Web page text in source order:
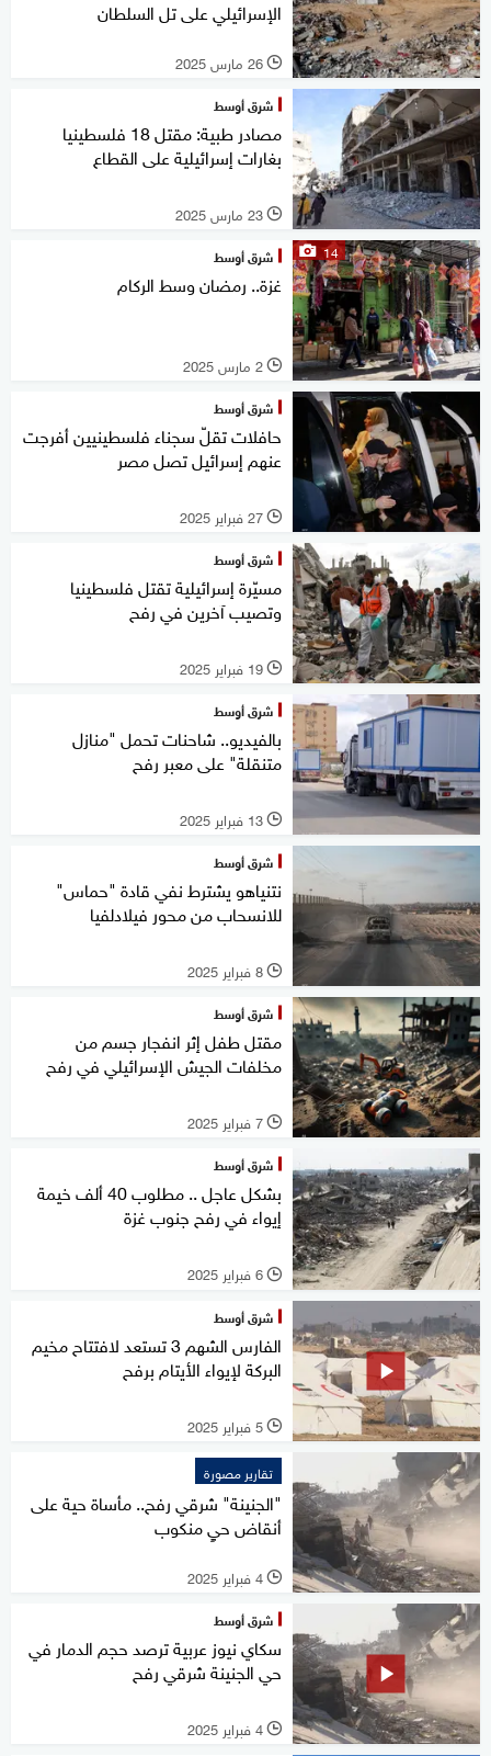
الإسرائيلي على تل السلطان
l 26 مارس 2025
شرق أوسط
مصادر طبية: مقتل 18 فلسطينيا
بغارات إسرائيلية على القطاع
l 23 مارس 2025
14 شرق أوسط
غزة.. رمضان وسط الركام
l 2 مارس 2025
شرق أوسط
حافلات تقلّ سجناء فلسطينيين أفرجت
عنهم إسرائيل تصل مصر
l 27 فبراير 2025
شرق أوسط
مسيّرة إسرائيلية تقتل فلسطينيا
وتصيب آخرين في رفح
l 19 فبراير 2025
شرق أوسط
بالفيديو.. شاحنات تحمل "منازل
متنقلة" على معبر رفح
l 13 فبراير 2025
شرق أوسط
نتنياهو يشترط نفي قادة "حماس"
للانسحاب من محور فيلادلفيا
l 8 فبراير 2025
شرق أوسط
مقتل طفل إثر انفجار جسم من
مخلفات الجيش الإسرائيلي في رفح
l 7 فبراير 2025
شرق أوسط
بشكل عاجل .. مطلوب 40 ألف خيمة
إيواء في رفح جنوب غزة
l 6 فبراير 2025
شرق أوسط
الفارس الشهم 3 تستعد لافتتاح مخيم
البركة لإيواء الأيتام برفح
l 5 فبراير 2025
تقارير مصورة
"الجنينة" شرقي رفح.. مأساة حية على
أنقاض حيٍ منكوب
l 4 فبراير 2025
شرق أوسط
سكاي نيوز عربية ترصد حجم الدمار في
حي الجنينة شرقي رفح
l 4 فبراير 2025